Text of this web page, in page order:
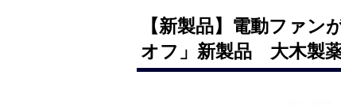
【新製品】電動ファン
オフ」新製品 大木製